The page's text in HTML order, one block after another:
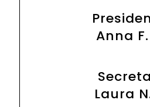
Anna
Laura